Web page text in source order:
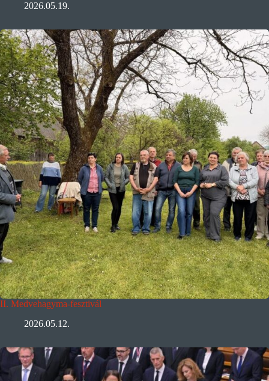
2026.05.19.
II. Medvehagyma-fesztivál
2026.05.12.